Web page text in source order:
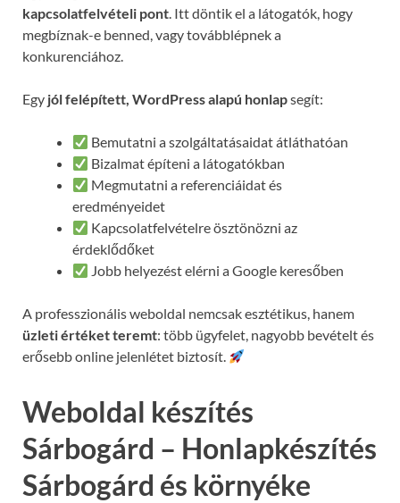
kapcsolatfelvételi pont. Itt döntik el a látogatók, hogy
megbíznak-e benned, vagy továbblépnek a
konkurenciához.
Egy jól felépített, WordPress alapú honlapsegít:
Bemutatni a szolgáltatásaidat átláthatóan
Bizalmat építeni a látogatókban
Megmutatni a referenciáidat és
eredményeidet
Kapcsolatfelvételre ösztönözni az
érdeklődőket
Jobb helyezést elérni a Google keresőben
A professzionális weboldal nemcsak esztétikus, hanem
üzleti értéket teremt: több ügyfelet, nagyobb bevételt és
erősebb online jelenlétet biztosít.
Weboldal készítés
Sárbogárd – Honlapkészítés
Sárbogárd és környéke